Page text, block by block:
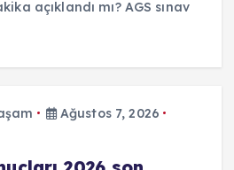
açıklandı mı? AGS sınav
Ağustos 7, 2026